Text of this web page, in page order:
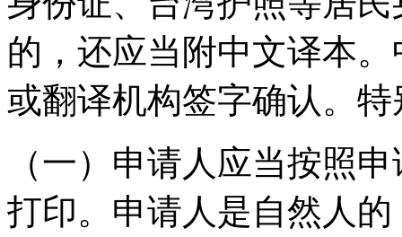
的，还应当附中文译本
或翻译机构签字确认。
（一）申请人应当按照
打印。申请人是自然人